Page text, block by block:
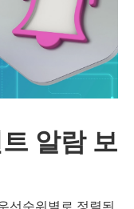
알람 보
선순위별로 정렬된